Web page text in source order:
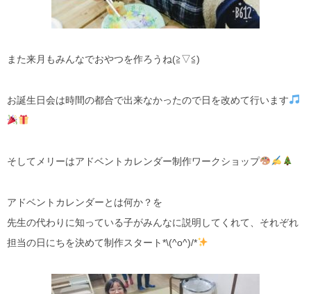
また来月もみんなでおやつを作ろうね(≧▽≦)
お誕生日会は時間の都合で出来なかったので日を改めて行います
そしてメリーはアドベントカレンダー制作ワークショップ
アドベントカレンダーとは何か？を
先生の代わりに知っている子がみんなに説明してくれて、それぞれ
担当の日にちを決めて制作スタート*\(^o^)/*